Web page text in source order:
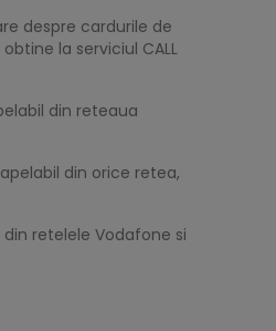
despre cardurile de
la serviciul CALL
din reteaua
din orice retea,
retelele Vodafone si